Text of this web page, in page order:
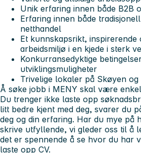
Unik erfaring innen både B2B
Erfaring innen både
netthandel
Et kunnskapsrikt, inspirerende
arbeidsmiljø i en kjede i sterk
Konkurransedyktige
utviklingsmuligheter
Trivelige lokaler på Skøyen
Å søke jobb i MENY skal være
Du trenger ikke laste opp
litt bedre kjent med deg, svarer du
deg og din erfaring. Har du mye på
skrive utfyllende, vi gleder oss til å
det er spennende å se hvor du har
laste opp CV.